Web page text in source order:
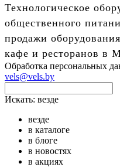
Технологическое
общественного
продажи
кафе и ресторанов в
Обработка персональных
vels@vels.by
Искать: везде
везде
в каталоге
в блоге
в новостях
в акциях